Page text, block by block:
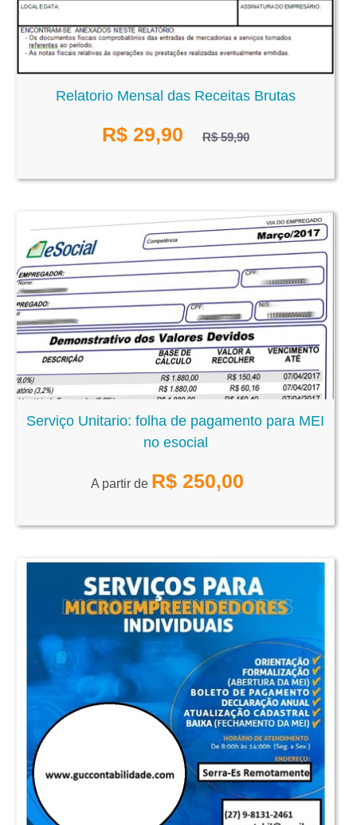
Relatorio Mensal das Receitas Brutas
R$ 29,90 R$ 59,90
Serviço Unitario: folha de pagamento para MEI
no esocial
A partir de R$ 250,00